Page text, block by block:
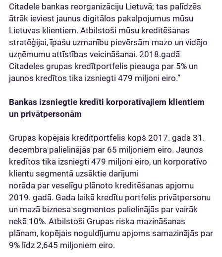
Citadele bankas reorganizāciju Lietuvā; tas palīdzēs
ātrāk ieviest jaunus digitālos pakalpojumus mūsu
Lietuvas klientiem. Atbilstoši mūsu kreditēšanas
stratēģijai, īpašu uzmanību pievērsām mazo un vidējo
uzņēmumu attīstības veicināšanai. 2018.gadā
Citadeles grupas kredītportfelis pieauga par 5% un
jaunos kredītos tika izsniegti 479 miljoni eiro.”
Bankas izsniegtie kredīti korporatīvajiem klientiem
un privātpersonām
Grupas kopējais kredītportfelis kopš 2017. gada 31.
decembra palielinājās par 65 miljoniem eiro. Jaunos
kredītos tika izsniegti 479 miljoni eiro, un korporatīvo
klientu segmentā uzsāktie darījumi
norāda par veselīgu plānoto kreditēšanas apjomu
2019. gadā. Gada laikā kredītu portfelis privātpersonu
un mazā biznesa segmentos palielinājās par vairāk
nekā 10%. Atbilstoši Grupas riska mazināšanas
plānam, kopējais noguldījumu apjoms samazinājās par
9% līdz 2,645 miljoniem eiro.